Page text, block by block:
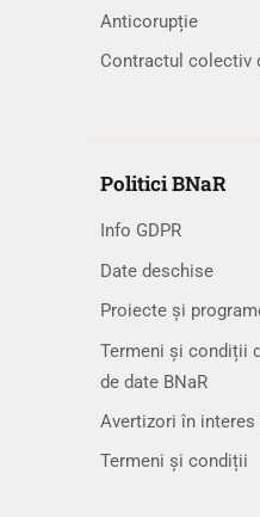
Anticorupție
Contractul colectiv
Politici BNaR
Info GDPR
Date deschise
Proiecte și
Termeni și condiții
de date BNaR
Avertizori în interes
Termeni și condiții